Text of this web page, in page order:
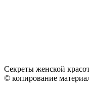
Секреты женской
© копирование